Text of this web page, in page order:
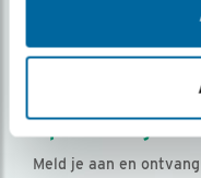
Op de hoogte
Meld je aan en